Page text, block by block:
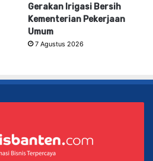
Gerakan Irigasi Bersih
Kementerian Pekerjaan
Umum
7 Agustus 2026